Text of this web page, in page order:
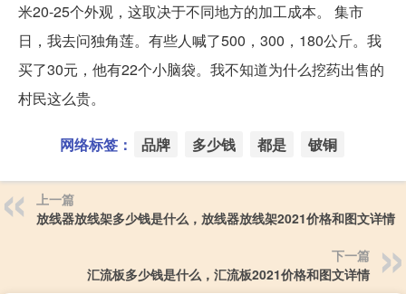
米20-25个外观，这取决于不同地方的加工成本。 集市
日，我去问独角莲。有些人喊了500，300，180公斤。我
买了30元，他有22个小脑袋。我不知道为什么挖药出售的
村民这么贵。
网络标签： 品牌 多少钱 都是 铍铜
上一篇
放线器放线架多少钱是什么，放线器放线架2021价格和图文详情
下一篇
汇流板多少钱是什么，汇流板2021价格和图文详情